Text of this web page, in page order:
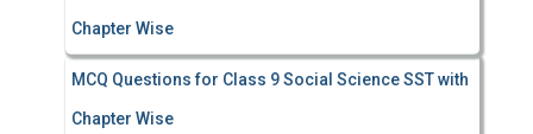
Chapter Wise
MCQ Questions for Class 9 Social Science SST with
Chapter Wise